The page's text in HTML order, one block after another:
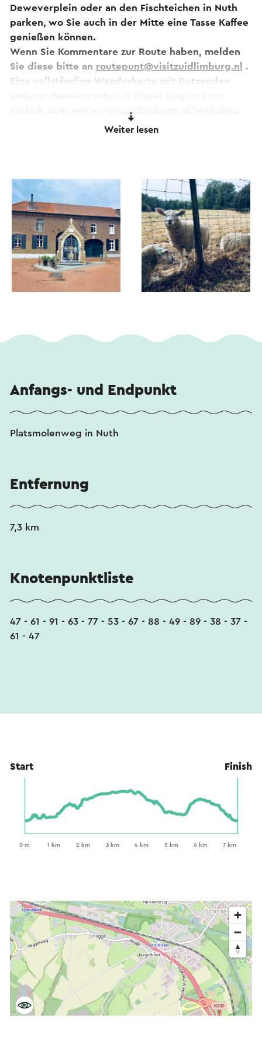
Deweverplein oder an den Fischteichen in Nuth
parken, wo Sie auch in der Mitte eine Tasse Kaffee
genießen können.
Wenn Sie Kommentare zur Route haben, melden
Sie diese bitte an routepunt@visitzuidlimburg.nl .
Eine vollständige Wanderkarte mit Dutzenden
www.visitzuidlimburg.nl/webshop
Weiter lesen
Anfangs- und Endpunkt
Platsmolenweg in Nuth
Entfernung
7,3 km
Knotenpunktliste
47 - 61 - 91 - 63 - 77 - 53 - 67 - 88 - 49 - 89 - 38 - 37 -
61 - 47
Start Finish